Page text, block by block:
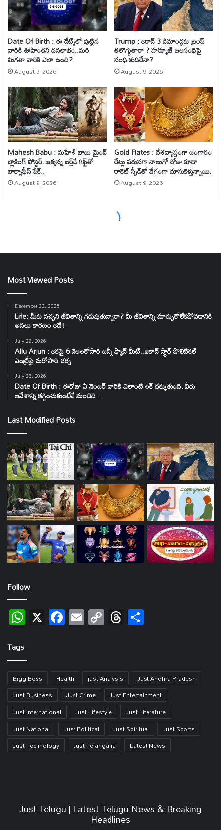
Most Viewed Posts
December 22, 2025
Life: మీకు నచ్చని జీవితాన్ని గడుపుతున్నారా? మీ జీవితాన్ని మార్చుకోలేకపోవడానికి
అసలు కారణం ఇదే!
July 28, 2026
Allu Arjun : ఇకపై 6 నెలలకోసారి బన్నీ ఫ్యాన్ మీట్..ఐకాన్ స్టార్ పొలిటికల్
ఎంట్రీపై మరోసారి చర్చ
July 26, 2026
Date Of Birth : ఈరోజు ఏ నెంబర్ వారికి ఎలాంటి లక్ దక్కుతుంది..వీరు
ఆవేశాన్ని తగ్గించుకుంటేనే మంచిది..
Last Modified Posts
Follow
WhatsApp
X Facebook
EmailCopy
Link
Threads
Tags
Bigg Boss Health just Analysis
Just Andhra Pradesh
Just Business
Just Crime
Just Entertainment
Just International
Just Lifestyle
Just Literature
Just National
Just Political Just Spiritual
Just Sports
Just Technology
Just Telangana Latest News
Just Telugu | Latest Telugu News & Breaking
Headlines